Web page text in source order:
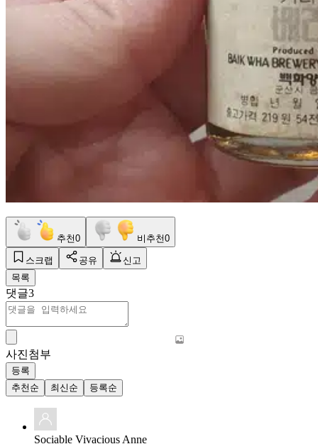
추천0 비추천0
스크랩 공유
신고
목록
댓글3
사진첨부
등록
추천순
최신순 등록순
Sociable Vivacious Anne